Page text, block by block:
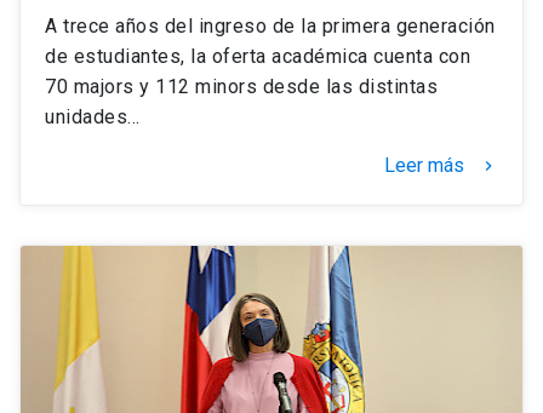
A trece años del ingreso de la primera generación
de estudiantes, la oferta académica cuenta con
70 majors y 112 minors desde las distintas
unidades…
Leer más keyboard_arrow_right